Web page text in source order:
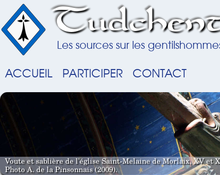
Les sources sur les
ACCUEIL PARTICIPER CONTACT
Voute et sablière de l'église Saint-Melaine de Morlaix, XV et
Photo A. de la Pinsonnais (2009).